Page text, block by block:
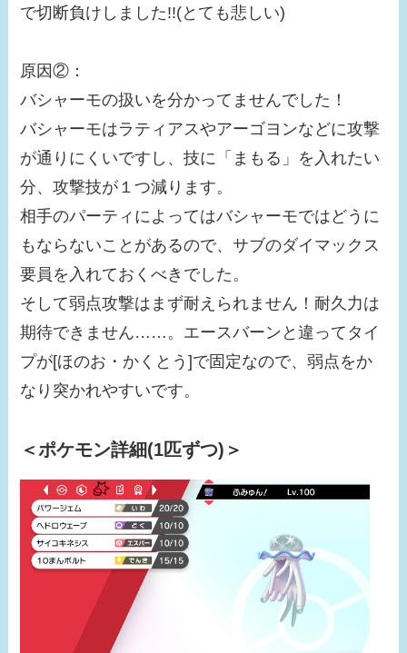
で切断負けしました!!(とても悲しい)
原因②：
バシャーモの扱いを分かってませんでした！
バシャーモはラティアスやアーゴヨンなどに攻撃
が通りにくいですし、技に「まもる」を入れたい
分、攻撃技が１つ減ります。
相手のパーティによってはバシャーモではどうに
もならないことがあるので、サブのダイマックス
要員を入れておくべきでした。
そして弱点攻撃はまず耐えられません！耐久力は
期待できません……。エースバーンと違ってタイ
プが[ほのお・かくとう]で固定なので、弱点をか
なり突かれやすいです。
＜ポケモン詳細(1匹ずつ)＞